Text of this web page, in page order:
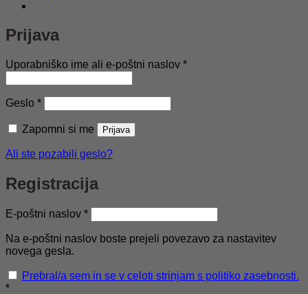
Prijava
Uporabniško ime ali e-poštni naslov *Zahtevano
Geslo *Zahtevano
Zapomni si me Prijava
Ali ste pozabili geslo?
Registracija
E-poštni naslov *Zahtevano
Na e-poštni naslov boste prejeli povezavo za nastavitev
novega gesla.
Prebral/a sem in se v celoti strinjam s politiko zasebnosti.
*